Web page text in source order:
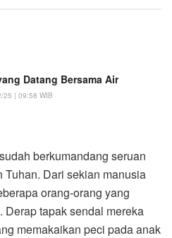
Datang Bersama Air
25 | 09:58 WIB
berkumandang seruan
Dari sekian manusia
orang-orang yang
tapak sendal mereka
memakaikan peci pada anak